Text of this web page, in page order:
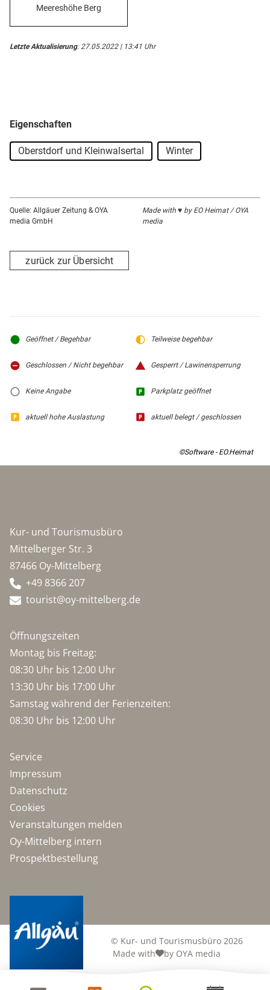
Meereshöhe Berg
Letzte Aktualisierung: 27.05.2022 | 13:41 Uhr
Eigenschaften
Oberstdorf und Kleinwalsertal Winter
Quelle: Allgäuer Zeitung & OYA
media GmbH
Made with ♥ by EO Heimat / OYA
media
zurück zur Übersicht
Geöffnet / Begehbar Teilweise begehbar
Geschlossen / Nicht begehbar Gesperrt / Lawinensperrung
Keine Angabe Parkplatz geöffnet
aktuell hohe Auslastung aktuell belegt / geschlossen
©Software - EO.Heimat
Kur- und Tourismusbüro
Mittelberger Str. 3
87466 Oy-Mittelberg
+49 8366 207
tourist@oy-mittelberg.de
Öffnungszeiten
Montag bis Freitag:
08:30 Uhr bis 12:00 Uhr
13:30 Uhr bis 17:00 Uhr
Samstag während der Ferienzeiten:
08:30 Uhr bis 12:00 Uhr
Service
Impressum
Datenschutz
Cookies
Veranstaltungen melden
Oy-Mittelberg intern
Prospektbestellung
© Kur- und Tourismusbüro 2026
Made with
by OYA media